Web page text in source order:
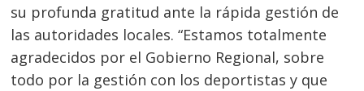
su profunda gratitud ante la rápida gestión de
las autoridades locales. “Estamos totalmente
agradecidos por el Gobierno Regional, sobre
todo por la gestión con los deportistas y que